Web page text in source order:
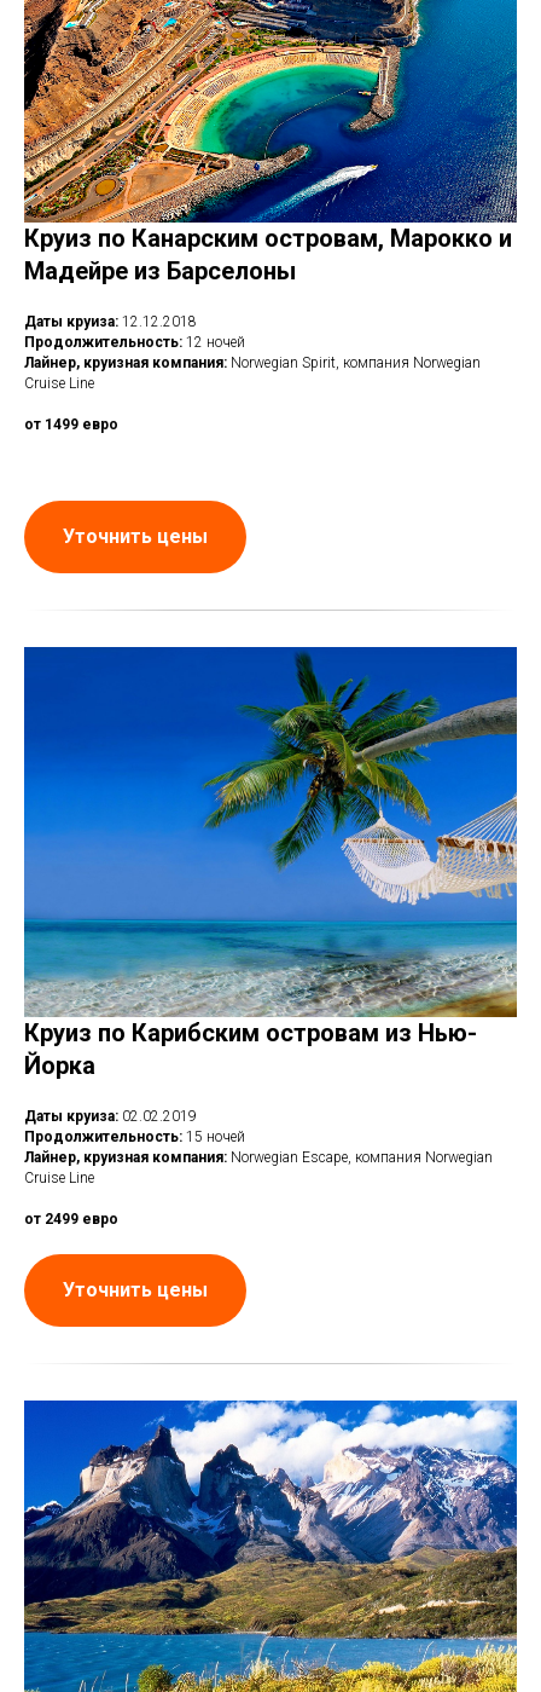
Круиз по Канарским островам, Марокко и
Мадейре из Барселоны
Даты круиза: 12.12.2018
Продолжительность: 12 ночей
Лайнер, круизная компания: Norwegian Spirit, компания Norwegian
Cruise Line
от 1499 евро
Уточнить цены
Круиз по Карибским островам из Нью-
Йорка
Даты круиза: 02.02.2019
Продолжительность: 15 ночей
Лайнер, круизная компания: Norwegian Escape, компания Norwegian
Cruise Line
от 2499 евро
Уточнить цены